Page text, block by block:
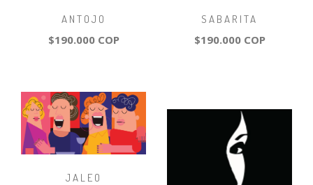
ANTOJO
$190.000 COP
SABARITA
$190.000 COP
JALEO